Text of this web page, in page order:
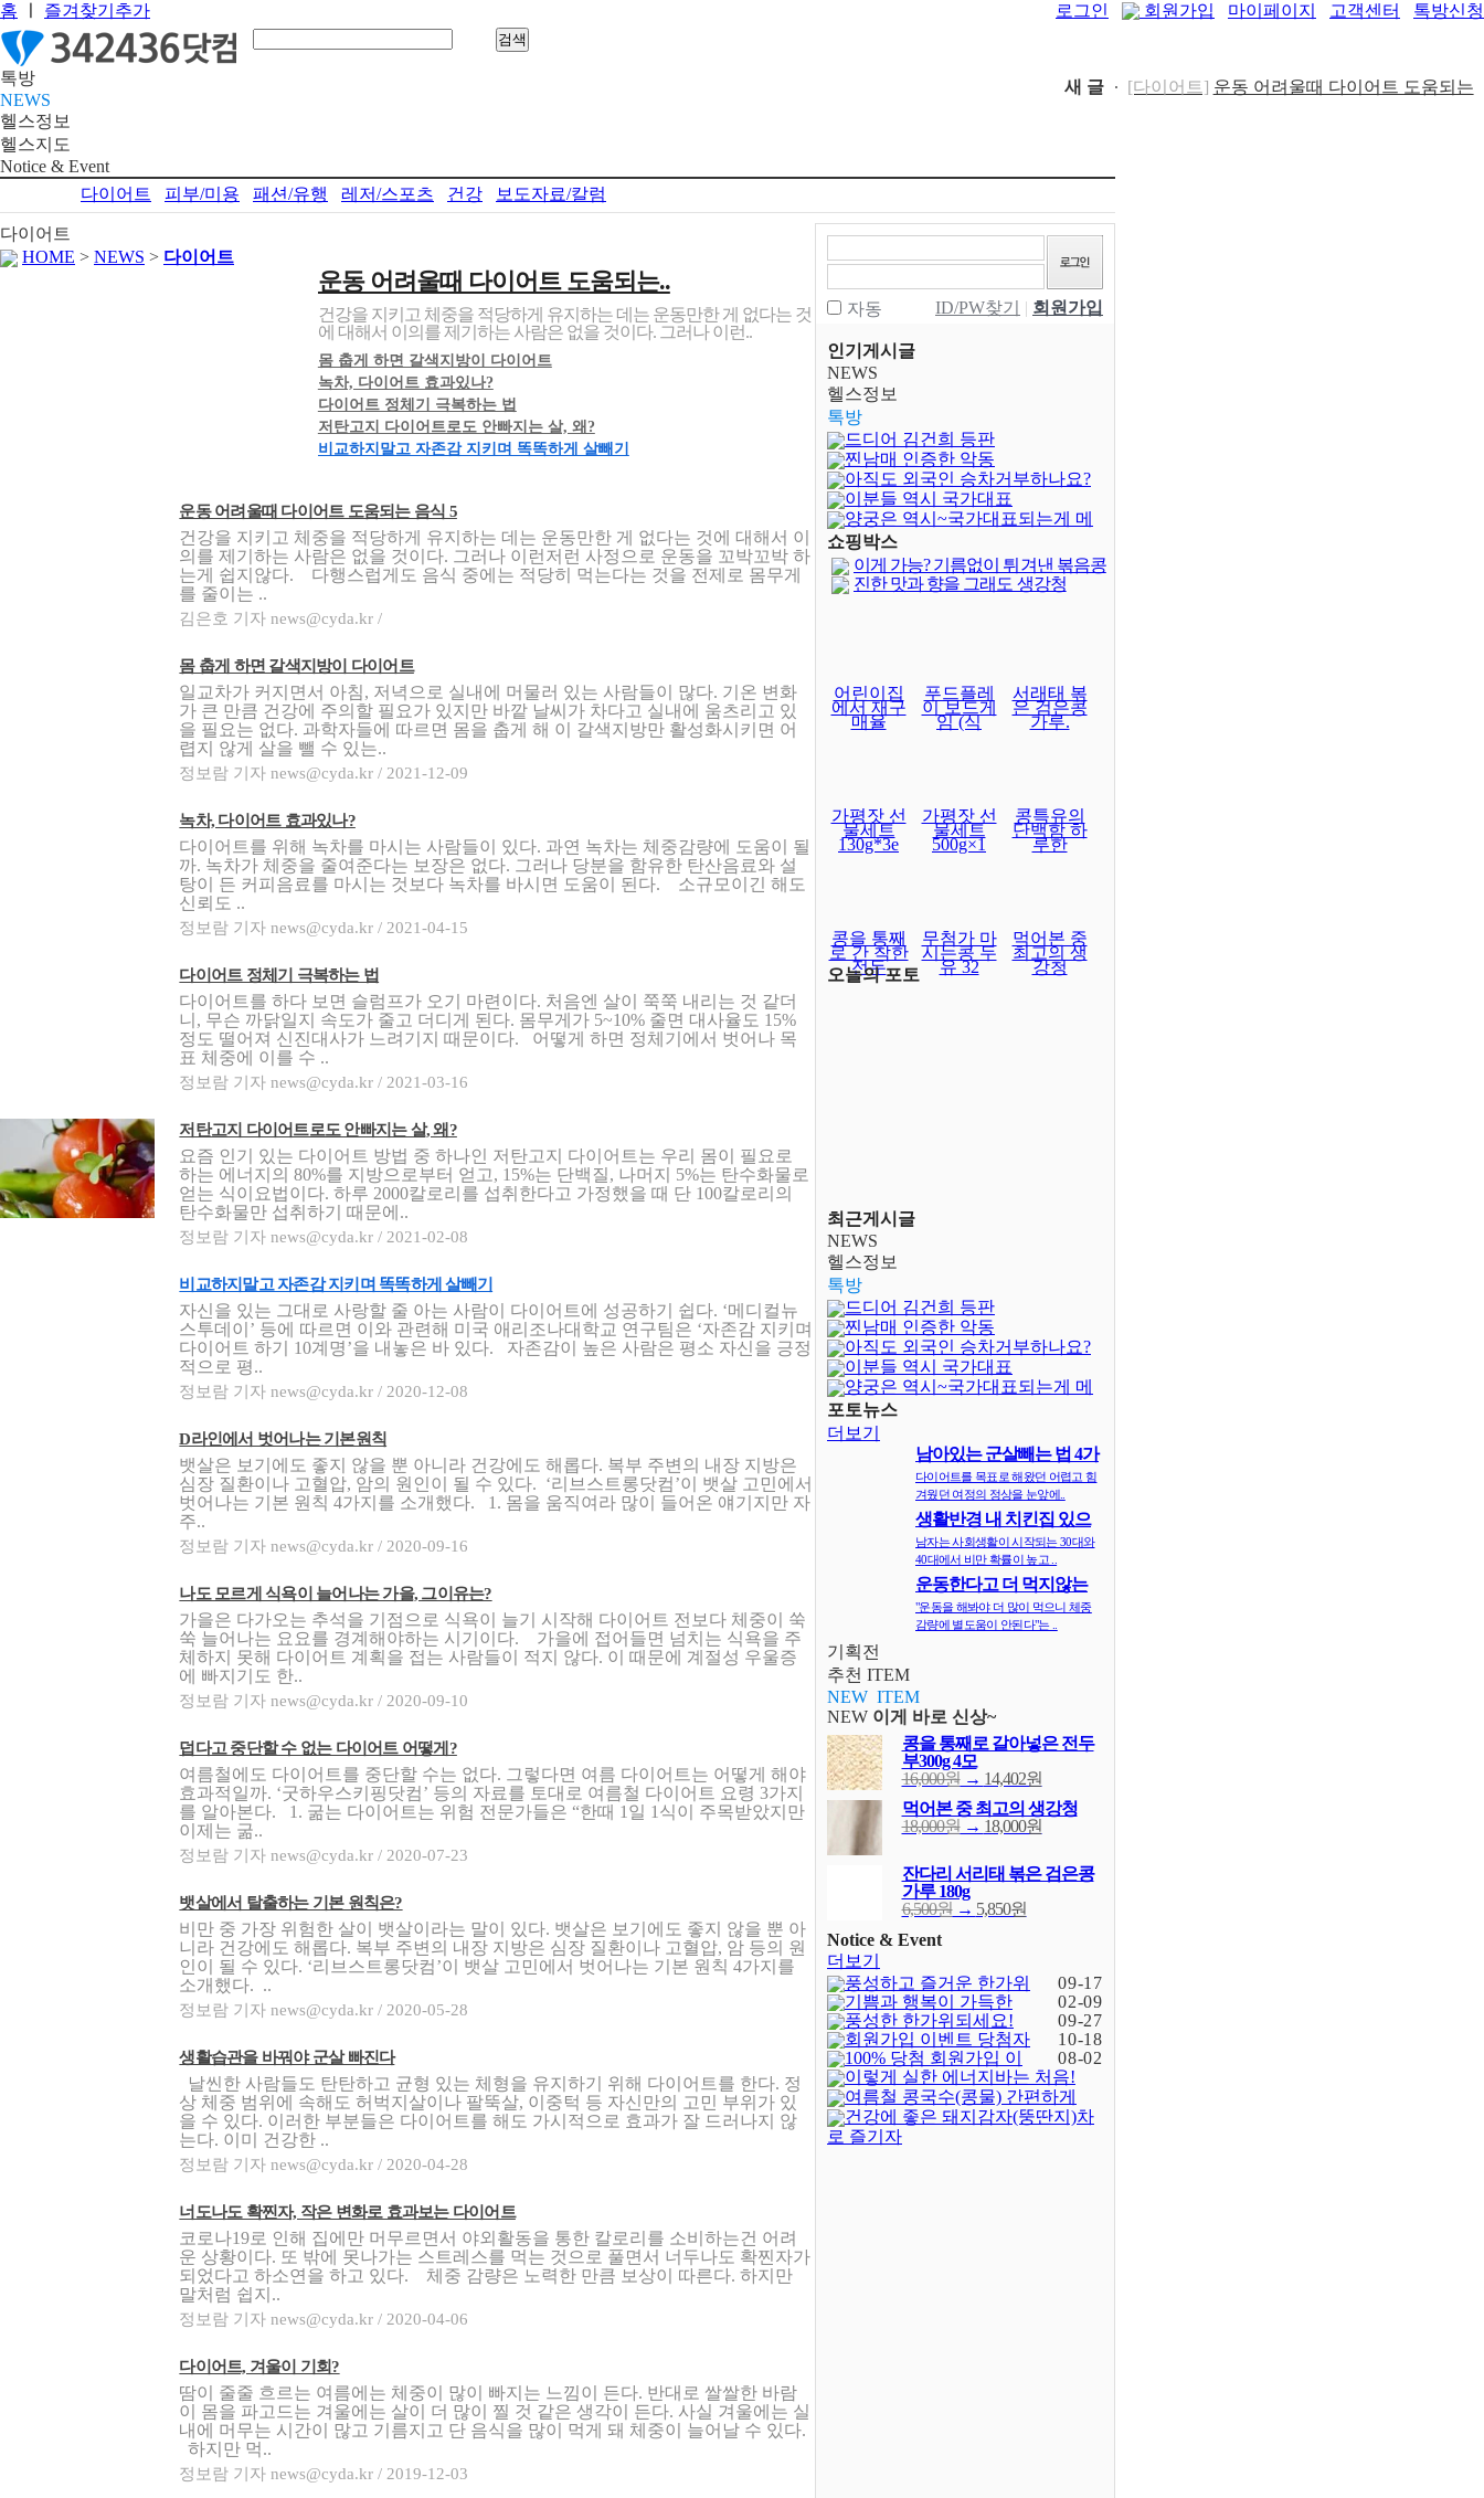
홈 즐겨찾기추가 로그인 회원가입 마이페이지 고객센터 톡방신청
톡방
NEWS
헬스정보
헬스지도
Notice & Event
새 글 [다이어트] 운동 어려울때 다이어트 도움되는
다이어트 피부/미용 패션/유행 레저/스포츠 건강 보도자료/칼럼
다이어트
HOME > NEWS > 다이어트
운동 어려울때 다이어트 도움되는..
건강을 지키고 체중을 적당하게 유지하는 데는 운동만한 게 없다는 것
에 대해서 이의를 제기하는 사람은 없을 것이다. 그러나 이런..
몸 춥게 하면 갈색지방이 다이어트
녹차, 다이어트 효과있나?
다이어트 정체기 극복하는 법
저탄고지 다이어트로도 안빠지는 살, 왜?
비교하지말고 자존감 지키며 똑똑하게 살빼기
운동 어려울때 다이어트 도움되는 음식 5
건강을 지키고 체중을 적당하게 유지하는 데는 운동만한 게 없다는 것에 대해서 이
의를 제기하는 사람은 없을 것이다. 그러나 이런저런 사정으로 운동을 꼬박꼬박 하
는게 쉽지않다. 다행스럽게도 음식 중에는 적당히 먹는다는 것을 전제로 몸무게
를 줄이는 ..
김은호 기자 news@cyda.kr /
몸 춥게 하면 갈색지방이 다이어트
일교차가 커지면서 아침, 저녁으로 실내에 머물러 있는 사람들이 많다. 기온 변화
가 큰 만큼 건강에 주의할 필요가 있지만 바깥 날씨가 차다고 실내에 움츠리고 있
을 필요는 없다. 과학자들에 따르면 몸을 춥게 해 이 갈색지방만 활성화시키면 어
렵지 않게 살을 뺄 수 있는..
정보람 기자 news@cyda.kr / 2021-12-09
녹차, 다이어트 효과있나?
다이어트를 위해 녹차를 마시는 사람들이 있다. 과연 녹차는 체중감량에 도움이 될
까. 녹차가 체중을 줄여준다는 보장은 없다. 그러나 당분을 함유한 탄산음료와 설
탕이 든 커피음료를 마시는 것보다 녹차를 바시면 도움이 된다. 소규모이긴 해도
신뢰도 ..
정보람 기자 news@cyda.kr / 2021-04-15
다이어트 정체기 극복하는 법
다이어트를 하다 보면 슬럼프가 오기 마련이다. 처음엔 살이 쭉쭉 내리는 것 같더
니, 무슨 까닭일지 속도가 줄고 더디게 된다. 몸무게가 5~10% 줄면 대사율도 15%
정도 떨어져 신진대사가 느려기지 때문이다. 어떻게 하면 정체기에서 벗어나 목
표 체중에 이를 수 ..
정보람 기자 news@cyda.kr / 2021-03-16
저탄고지 다이어트로도 안빠지는 살, 왜?
요즘 인기 있는 다이어트 방법 중 하나인 저탄고지 다이어트는 우리 몸이 필요로
하는 에너지의 80%를 지방으로부터 얻고, 15%는 단백질, 나머지 5%는 탄수화물로
얻는 식이요법이다. 하루 2000칼로리를 섭취한다고 가정했을 때 단 100칼로리의
탄수화물만 섭취하기 때문에..
정보람 기자 news@cyda.kr / 2021-02-08
비교하지말고 자존감 지키며 똑똑하게 살빼기
자신을 있는 그대로 사랑할 줄 아는 사람이 다이어트에 성공하기 쉽다. ‘메디컬뉴
스투데이’ 등에 따르면 이와 관련해 미국 애리조나대학교 연구팀은 ‘자존감 지키며
다이어트 하기 10계명’을 내놓은 바 있다. 자존감이 높은 사람은 평소 자신을 긍정
적으로 평..
정보람 기자 news@cyda.kr / 2020-12-08
D라인에서 벗어나는 기본원칙
뱃살은 보기에도 좋지 않을 뿐 아니라 건강에도 해롭다. 복부 주변의 내장 지방은
심장 질환이나 고혈압, 암의 원인이 될 수 있다. ‘리브스트롱닷컴’이 뱃살 고민에서
벗어나는 기본 원칙 4가지를 소개했다. 1. 몸을 움직여라 많이 들어온 얘기지만 자
주..
정보람 기자 news@cyda.kr / 2020-09-16
나도 모르게 식욕이 늘어나는 가을, 그이유는?
가을은 다가오는 추석을 기점으로 식욕이 늘기 시작해 다이어트 전보다 체중이 쑥
쑥 늘어나는 요요를 경계해야하는 시기이다. 가을에 접어들면 넘치는 식욕을 주
체하지 못해 다이어트 계획을 접는 사람들이 적지 않다. 이 때문에 계절성 우울증
에 빠지기도 한..
정보람 기자 news@cyda.kr / 2020-09-10
덥다고 중단할 수 없는 다이어트 어떻게?
여름철에도 다이어트를 중단할 수는 없다. 그렇다면 여름 다이어트는 어떻게 해야
효과적일까. ‘굿하우스키핑닷컴’ 등의 자료를 토대로 여름철 다이어트 요령 3가지
를 알아본다. 1. 굶는 다이어트는 위험 전문가들은 “한때 1일 1식이 주목받았지만
이제는 굶..
정보람 기자 news@cyda.kr / 2020-07-23
뱃살에서 탈출하는 기본 원칙은?
비만 중 가장 위험한 살이 뱃살이라는 말이 있다. 뱃살은 보기에도 좋지 않을 뿐 아
니라 건강에도 해롭다. 복부 주변의 내장 지방은 심장 질환이나 고혈압, 암 등의 원
인이 될 수 있다. ‘리브스트롱닷컴’이 뱃살 고민에서 벗어나는 기본 원칙 4가지를
소개했다. ..
정보람 기자 news@cyda.kr / 2020-05-28
생활습관을 바꿔야 군살 빠진다
날씬한 사람들도 탄탄하고 균형 있는 체형을 유지하기 위해 다이어트를 한다. 정
상 체중 범위에 속해도 허벅지살이나 팔뚝살, 이중턱 등 자신만의 고민 부위가 있
을 수 있다. 이러한 부분들은 다이어트를 해도 가시적으로 효과가 잘 드러나지 않
는다. 이미 건강한 ..
정보람 기자 news@cyda.kr / 2020-04-28
너도나도 확찐자, 작은 변화로 효과보는 다이어트
코로나19로 인해 집에만 머무르면서 야외활동을 통한 칼로리를 소비하는건 어려
운 상황이다. 또 밖에 못나가는 스트레스를 먹는 것으로 풀면서 너두나도 확찐자가
되었다고 하소연을 하고 있다. 체중 감량은 노력한 만큼 보상이 따른다. 하지만
말처럼 쉽지..
정보람 기자 news@cyda.kr / 2020-04-06
다이어트, 겨울이 기회?
땀이 줄줄 흐르는 여름에는 체중이 많이 빠지는 느낌이 든다. 반대로 쌀쌀한 바람
이 몸을 파고드는 겨울에는 살이 더 많이 찔 것 같은 생각이 든다. 사실 겨울에는 실
내에 머무는 시간이 많고 기름지고 단 음식을 많이 먹게 돼 체중이 늘어날 수 있다.
하지만 먹..
정보람 기자 news@cyda.kr / 2019-12-03
자동 ID/PW찾기 | 회원가입
인기게시글
NEWS
헬스정보
톡방
드디어 김건희 등판
찐남매 인증한 악동
아직도 외국인 승차거부하나요?
이분들 역시 국가대표
양궁은 역시~국가대표되는게 메
달보다 어렵..
쇼핑박스
이게 가능? 기름없이 튀겨낸 볶음콩
진한 맛과 향을 그래도 생강청
어린이집
에서 재구
매율
푸드플레
이 보드게
임 (식
서래태 볶
은 검은콩
가루.
가평잣 선
물세트
130g*3e
가평잣 선
물세트
500g×1
콩특유의
단백함 하
루한
콩을 통째
로 간 착한
전두
무첨가 마
시는콩 두
유 32
먹어본 중
최고의 생
강청
오늘의 포토
최근게시글
NEWS
헬스정보
톡방
드디어 김건희 등판
찐남매 인증한 악동
아직도 외국인 승차거부하나요?
이분들 역시 국가대표
양궁은 역시~국가대표되는게 메
달보다 어렵..
포토뉴스
더보기
남아있는 군살빼는 법 4가
지
다이어트를 목표로 해왔던 어렵고 힘
겨웠던 여정의 정상을 눈앞에..
생활반경 내 치킨집 있으
면 비만확률 ..
남자는 사회생활이 시작되는 30대와
40대에서 비만 확률이 높고 ..
운동한다고 더 먹지않는
다? 오히려 식..
"운동을 해봐야 더 많이 먹으니 체중
감량에 별도움이 안된다"는 ..
기획전
추천 ITEM
NEW ITEM
NEW 이게 바로 신상~
콩을 통째로 갈아넣은 전두
부300g 4모
16,000원→ 14,402원
먹어본 중 최고의 생강청
18,000원→ 18,000원
잔다리 서리태 볶은 검은콩
가루 180g
6,500원→ 5,850원
Notice & Event
더보기
풍성하고 즐거운 한가위
되세요! (-402)
09-17
기쁨과 행복이 가득한
새해되세요!
02-09
풍성한 한가위되세요!
09-27
회원가입 이벤트 당첨자
발표 (4)
10-18
100% 당첨 회원가입 이
벤트(종료) (23)
08-02
이렇게 실한 에너지바는 처음!
여름철 콩국수(콩물) 간편하게
건강에 좋은 돼지감자(뚱딴지)차
로 즐기자